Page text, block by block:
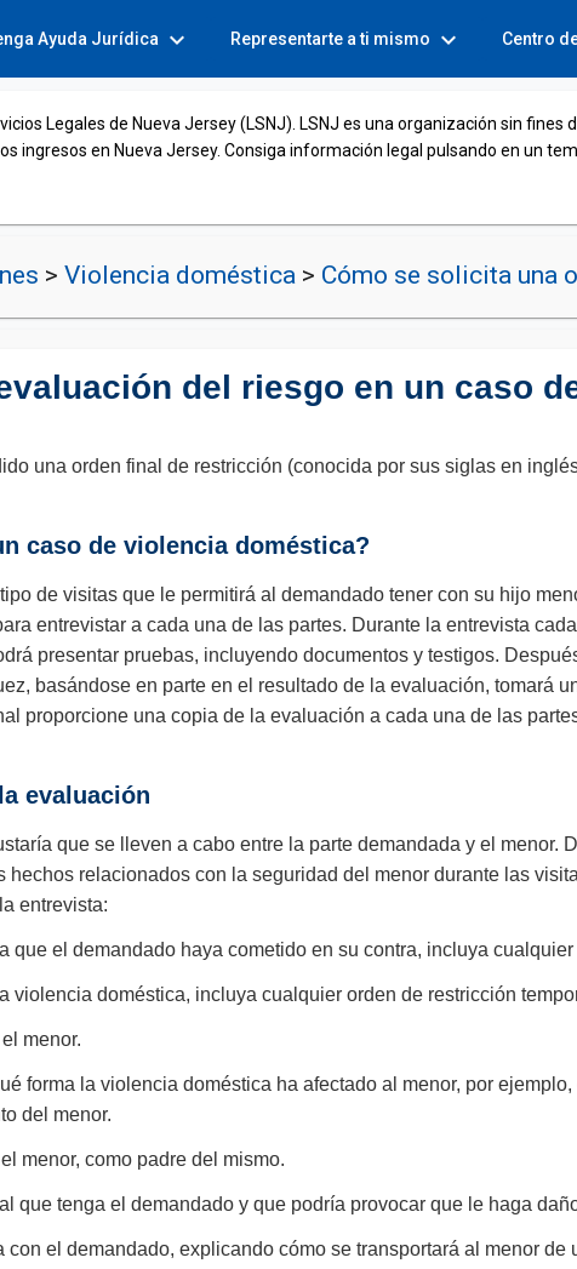
Ayuda Jurídica expand_more Representarte a ti mismo expand_more Centro
Legales de Nueva Jersey (LSNJ). LSNJ es una organización sin fines
ingresos en Nueva Jersey. Consiga información legal pulsando en un
> Violencia doméstica > Cómo se solicita una
del riesgo en un caso
una orden final de restricción (conocida por sus siglas en
caso de violencia doméstica?
de visitas que le permitirá al demandado tener con su hijo
entrevistar a cada una de las partes. Durante la entrevista
presentar pruebas, incluyendo documentos y testigos.
basándose en parte en el resultado de la evaluación, tomará
proporcione una copia de la evaluación a cada una de las
evaluación
que se lleven a cabo entre la parte demandada y el menor.
relacionados con la seguridad del menor durante las
entrevista:
que el demandado haya cometido en su contra, incluya
doméstica, incluya cualquier orden de restricción
menor.
forma la violencia doméstica ha afectado al menor, por
del menor.
menor, como padre del mismo.
que tenga el demandado y que podría provocar que le haga
el demandado, explicando cómo se transportará al menor de